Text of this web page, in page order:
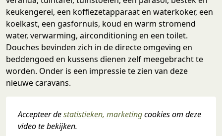
keukengerei, een koffiezetapparaat en waterkoker, een
koelkast, een gasfornuis, koud en warm stromend
water, verwarming, airconditioning en een toilet.
Douches bevinden zich in de directe omgeving en
beddengoed en kussens dienen zelf meegebracht te
worden. Onder is een impressie te zien van deze
nieuwe caravans.
Accepteer de statistieken, marketing cookies om deze
video te bekijken.